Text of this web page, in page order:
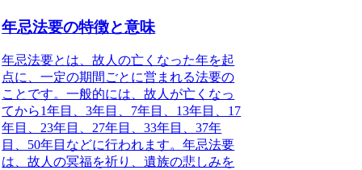
年忌法要の特徴と意味
年忌法要とは、故人の亡くなった年を起
点に、一定の期間ごとに営まれる法要の
こと です。一般的には、故人が亡くなっ
てから1年目、3年目、7年目、13年目、17
年目、23年目、27年目、33年目、37年
目、50年目などに行われます。年忌法要
は、故人の冥福を祈り、遺族の悲しみを